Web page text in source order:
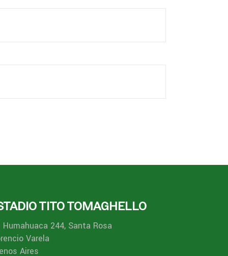
TITO TOMAGHELLO
Humahuaca 244, Santa Rosa
Varela
Aires